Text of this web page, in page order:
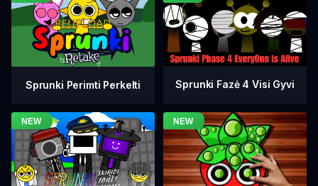
Sprunki Perimti Perkelti Sprunki Fazė 4 Visi Gyvi